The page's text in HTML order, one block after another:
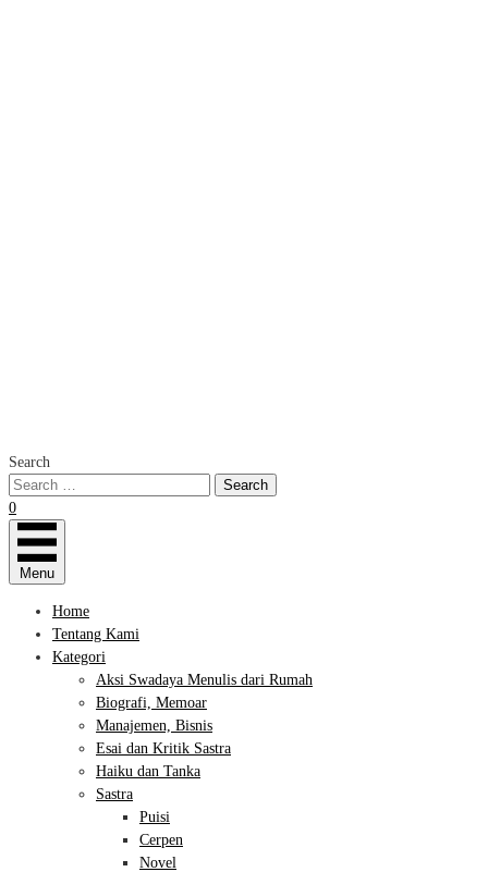
Search
0
Menu
Home
Tentang Kami
Kategori
Aksi Swadaya Menulis dari Rumah
Biografi, Memoar
Manajemen, Bisnis
Esai dan Kritik Sastra
Haiku dan Tanka
Sastra
Puisi
Cerpen
Novel